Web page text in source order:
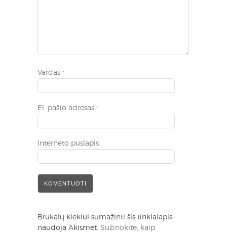
Vardas *
El. pašto adresas *
Interneto puslapis
Brukalų kiekiui sumažinti šis tinklalapis
naudoja Akismet. Sužinokite, kaip